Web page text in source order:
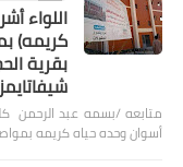
اللواء
كريمه)
بقرية
متابعه /بسمه عبد الرحمن
أسوان وحده حياه كريمه